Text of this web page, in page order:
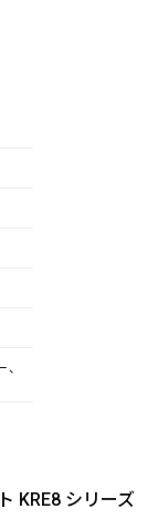
KRE8 シリーズ